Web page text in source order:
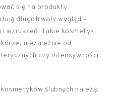
się na produkty
długotrwały wygląd –
i wzruszeń. Takie kosmetyki
niezależnie od
czy intensywności
ślubnych należą: